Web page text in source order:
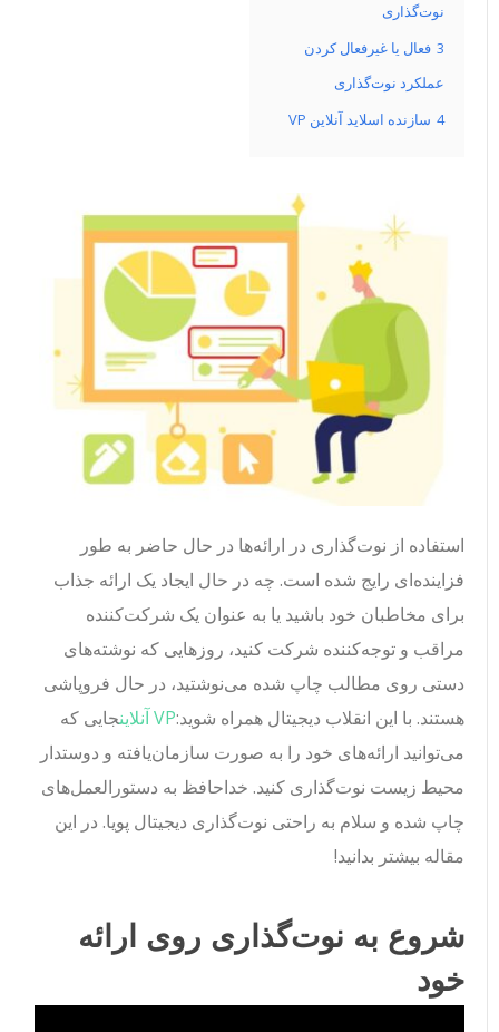
نوت‌گذاری
فعال یا غیرفعال کردن
عملکرد نوت‌گذاری
سازنده اسلاید آنلاین VP
استفاده از نوت‌گذاری در ارائه‌ها در حال حاضر به طور
فزاینده‌ای رایج شده است. چه در حال ایجاد یک ارائه جذاب
برای مخاطبان خود باشید یا به عنوان یک شرکت‌کننده
مراقب و توجه‌کننده شرکت کنید، روزهایی که نوشته‌های
دستی روی مطالب چاپ شده می‌نوشتید، در حال فروپاشی
هستند. با این انقلاب دیجیتال همراه شوید:VP آنلاین
جایی که
می‌توانید ارائه‌های خود را به صورت سازمان‌یافته و دوستدار
محیط زیست نوت‌گذاری کنید. خداحافظ به دستورالعمل‌های
چاپ شده و سلام به راحتی نوت‌گذاری دیجیتال پویا. در این
مقاله بیشتر بدانید!
شروع به نوت‌گذاری روی ارائه
خود